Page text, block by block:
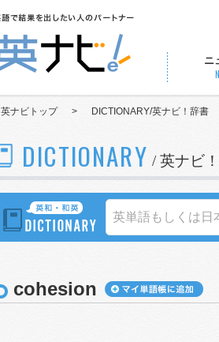
ニ
英ナビトップ > DICTIONARY/英ナビ！辞書
DICTIONARY / 英ナビ
cohesion